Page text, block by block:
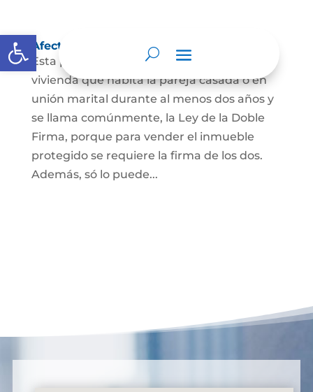
Abrir barra de herramientas
Afectación a Vivienda familiar
Esta protección la ordena la ley sobre la
vivienda que habita la pareja casada o en
unión marital durante al menos dos años y
se llama comúnmente, la Ley de la Doble
Firma, porque para vender el inmueble
protegido se requiere la firma de los dos.
Además, só lo puede...